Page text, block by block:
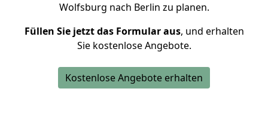
Wolfsburg nach Berlin zu planen.
Füllen Sie jetzt das Formular aus, und erhalten
Sie kostenlose Angebote.
Kostenlose Angebote erhalten